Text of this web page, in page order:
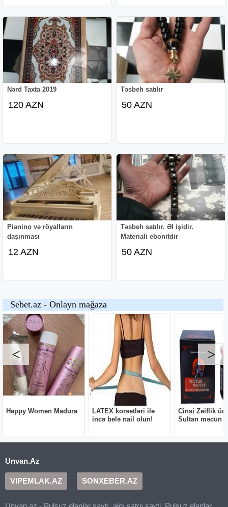
Nərd Taxta 2019
120 AZN
Təsbeh satılır
50 AZN
Pianino və röyalların
daşınması
12 AZN
Təsbeh satılır. Əl işidir.
Materiali ebonitdir
50 AZN
Unvan.Az
VIPEMLAK.AZ SONXEBER.AZ